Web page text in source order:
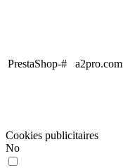
PrestaShop-# a2pro.com
Cookies publicitaires
No